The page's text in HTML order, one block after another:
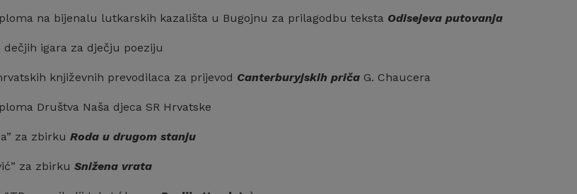
na bijenalu lutkarskih kazališta u Bugojnu za prilagodbu teksta Odisejeva putovanja
dečjih igara za dječju poeziju
književnih prevodilaca za prijevod Canterburyjskih priča G. Chaucera
Društva Naša djeca SR Hrvatske
za zbirkuRoda u drugom stanju
za zbirkuSnižena vrata